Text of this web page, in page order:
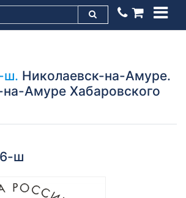
ш. Николаевск-на-Амуре.
Амуре Хабаровского
ш